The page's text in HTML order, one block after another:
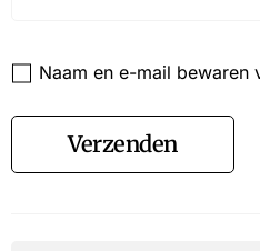
Naam en e-mail bewaren
Verzenden